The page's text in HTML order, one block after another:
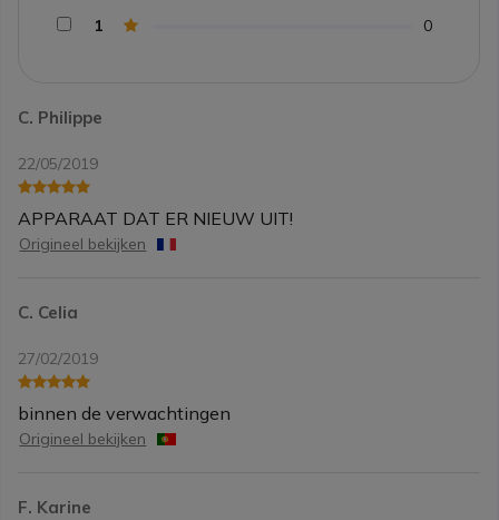
C. Philippe
22/05/2019
APPARAAT DAT ER NIEUW UIT!
Origineel bekijken
C. Celia
27/02/2019
binnen de verwachtingen
Origineel bekijken
F. Karine
1
0